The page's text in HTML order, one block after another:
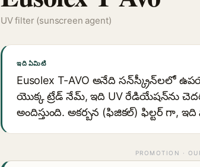
UV filter (sunscreen agent)
ఇది ఏమిటి
Eusolex T-AVO అనేది సన్‌స్క్రీన్‌లలో
యొక్క ట్రేడ్ నేమ్, ఇది UV రేడియేషన్‌ను
అందిస్తుంది. అకర్బన (ఫిజికల్) ఫిల్టర్ గా,
PROMOTION ·